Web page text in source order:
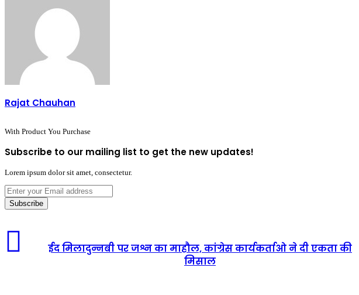
Rajat Chauhan
With Product You Purchase
Subscribe to our mailing list to get the new updates!
Lorem ipsum dolor sit amet, consectetur.
Enter
your
Email
ईद मिलादुन्नबी पर जश्न का माहौल, कांग्रेस कार्यकर्ताओ ने दी एकता की
मिसाल